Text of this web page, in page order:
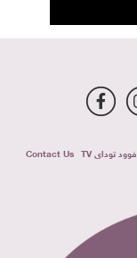
فوود توداى TV
Contact Us